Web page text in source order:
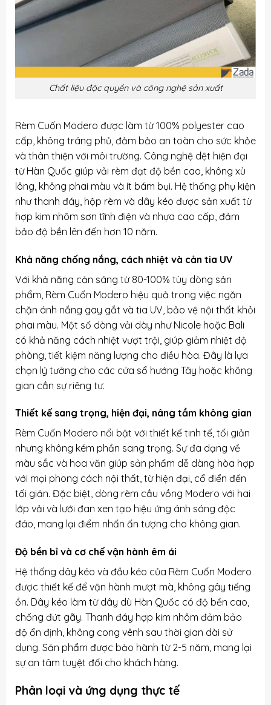
Chất liệu độc quyền và công nghệ sản xuất
Rèm Cuốn Modero được làm từ 100% polyester cao
cấp, không tráng phủ, đảm bảo an toàn cho sức khỏe
và thân thiện với môi trường. Công nghệ dệt hiện đại
từ Hàn Quốc giúp vải rèm đạt độ bền cao, không xù
lông, không phai màu và ít bám bụi. Hệ thống phụ kiện
như thanh đáy, hộp rèm và dây kéo được sản xuất từ
hợp kim nhôm sơn tĩnh điện và nhựa cao cấp, đảm
bảo độ bền lên đến hơn 10 năm.
Khả năng chống nắng, cách nhiệt và cản tia UV
Với khả năng cản sáng từ 80-100% tùy dòng sản
phẩm, Rèm Cuốn Modero hiệu quả trong việc ngăn
chặn ánh nắng gay gắt và tia UV, bảo vệ nội thất khỏi
phai màu. Một số dòng vải dày như Nicole hoặc Bali
có khả năng cách nhiệt vượt trội, giúp giảm nhiệt độ
phòng, tiết kiệm năng lượng cho điều hòa. Đây là lựa
chọn lý tưởng cho các cửa sổ hướng Tây hoặc không
gian cần sự riêng tư.
Thiết kế sang trọng, hiện đại, nâng tầm không gian
Rèm Cuốn Modero nổi bật với thiết kế tinh tế, tối giản
nhưng không kém phần sang trọng. Sự đa dạng về
màu sắc và hoa văn giúp sản phẩm dễ dàng hòa hợp
với mọi phong cách nội thất, từ hiện đại, cổ điển đến
tối giản. Đặc biệt, dòng rèm cầu vồng Modero với hai
lớp vải và lưới đan xen tạo hiệu ứng ánh sáng độc
đáo, mang lại điểm nhấn ấn tượng cho không gian.
Độ bền bỉ và cơ chế vận hành êm ái
Hệ thống dây kéo và đầu kéo của Rèm Cuốn Modero
được thiết kế để vận hành mượt mà, không gây tiếng
ồn. Dây kéo làm từ dây dù Hàn Quốc có độ bền cao,
chống đứt gãy. Thanh đáy hợp kim nhôm đảm bảo
độ ổn định, không cong vênh sau thời gian dài sử
dụng. Sản phẩm được bảo hành từ 2-5 năm, mang lại
sự an tâm tuyệt đối cho khách hàng.
Phân loại và ứng dụng thực tế